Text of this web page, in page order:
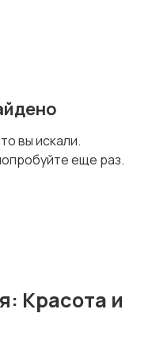
услуги
вы искали.
еще раз.
Красота и